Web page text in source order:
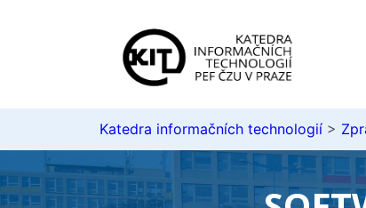
Katedra informačních technologií >